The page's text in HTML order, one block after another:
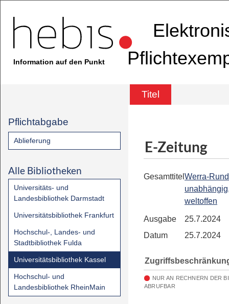
Information auf den Punkt
Titel
Pflichtabgabe
Ablieferung
Alle Bibliotheken
Universitäts- und
Landesbibliothek Darmstadt
Universitätsbibliothek Frankfurt
Hochschul-, Landes- und
Stadtbibliothek Fulda
Universitätsbibliothek Kassel
Hochschul- und
Landesbibliothek RheinMain
E-Zeitung
Gesamttitel Werra-
weltoffen
Ausgabe
25.7.2024
Datum
25.7.2024
NUR AN RECHNERN DER
ABRUFBAR